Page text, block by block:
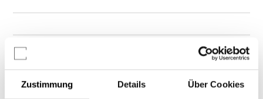
Zustimmung Details Über Cookies
Chancen & Risiken